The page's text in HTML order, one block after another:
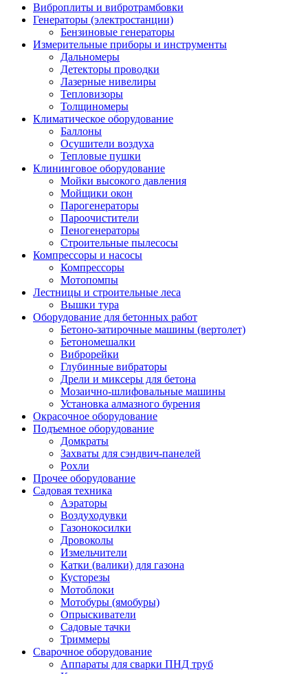
Виброплиты и вибротрамбовки
Генераторы (электростанции)
Бензиновые генераторы
Измерительные приборы и инструменты
Дальномеры
Детекторы проводки
Лазерные нивелиры
Тепловизоры
Толщиномеры
Климатическое оборудование
Баллоны
Осушители воздуха
Тепловые пушки
Клининговое оборудование
Мойки высокого давления
Мойщики окон
Парогенераторы
Пароочистители
Пеногенераторы
Строительные пылесосы
Компрессоры и насосы
Компрессоры
Мотопомпы
Лестницы и строительные леса
Вышки тура
Оборудование для бетонных работ
Бетоно-затирочные машины (вертолет)
Бетономешалки
Виброрейки
Глубинные вибраторы
Дрели и миксеры для бетона
Мозаично-шлифовальные машины
Установка алмазного бурения
Окрасочное оборудование
Подъемное оборудование
Домкраты
Захваты для сэндвич-панелей
Рохли
Прочее оборудование
Садовая техника
Аэраторы
Воздуходувки
Газонокосилки
Дровоколы
Измельчители
Катки (валики) для газона
Кусторезы
Мотоблоки
Мотобуры (ямобуры)
Опрыскиватели
Садовые тачки
Триммеры
Сварочное оборудование
Аппараты для сварки ПНД труб